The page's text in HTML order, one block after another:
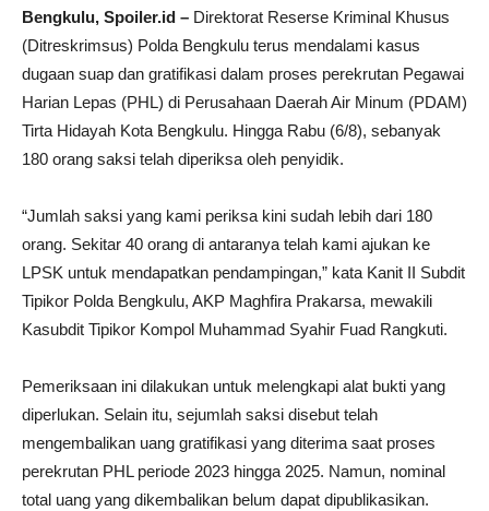
Bengkulu, Spoiler.id – Direktorat Reserse Kriminal Khusus
(Ditreskrimsus) Polda Bengkulu terus mendalami kasus
dugaan suap dan gratifikasi dalam proses perekrutan Pegawai
Harian Lepas (PHL) di Perusahaan Daerah Air Minum (PDAM)
Tirta Hidayah Kota Bengkulu. Hingga Rabu (6/8), sebanyak
180 orang saksi telah diperiksa oleh penyidik.
“Jumlah saksi yang kami periksa kini sudah lebih dari 180
orang. Sekitar 40 orang di antaranya telah kami ajukan ke
LPSK untuk mendapatkan pendampingan,” kata Kanit II Subdit
Tipikor Polda Bengkulu, AKP Maghfira Prakarsa, mewakili
Kasubdit Tipikor Kompol Muhammad Syahir Fuad Rangkuti.
Pemeriksaan ini dilakukan untuk melengkapi alat bukti yang
diperlukan. Selain itu, sejumlah saksi disebut telah
mengembalikan uang gratifikasi yang diterima saat proses
perekrutan PHL periode 2023 hingga 2025. Namun, nominal
total uang yang dikembalikan belum dapat dipublikasikan.